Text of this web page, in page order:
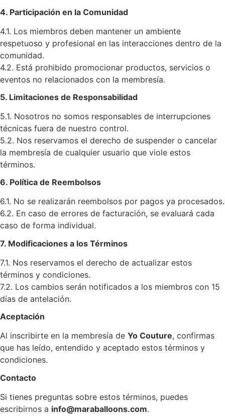
4. Participación en la Comunidad
4.1. Los miembros deben mantener un ambiente
respetuoso y profesional en las interacciones dentro de la
comunidad.
4.2. Está prohibido promocionar productos, servicios o
eventos no relacionados con la membresía.
5. Limitaciones de Responsabilidad
5.1. Nosotros no somos responsables de interrupciones
técnicas fuera de nuestro control.
5.2. Nos reservamos el derecho de suspender o cancelar
la membresía de cualquier usuario que viole estos
términos.
6. Política de Reembolsos
6.1. No se realizarán reembolsos por pagos ya procesados.
6.2. En caso de errores de facturación, se evaluará cada
caso de forma individual.
7. Modificaciones a los Términos
7.1. Nos reservamos el derecho de actualizar estos
términos y condiciones.
7.2. Los cambios serán notificados a los miembros con 15
días de antelación.
Aceptación
Al inscribirte en la membresía de Yo Couture, confirmas
que has leído, entendido y aceptado estos términos y
condiciones.
Contacto
Si tienes preguntas sobre estos términos, puedes
escribirnos a info@maraballoons.com.